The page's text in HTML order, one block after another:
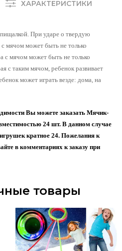
ХАРАКТЕРИСТИКИ
При ударе о твердую
мячом может быть не только
с мячом может быть не только
с таким мячом, ребенок развивает
может играть везде: дома, на
Вы можете заказать Мячик-
24 шт. В данном случае
кратное 24. Пожелания к
в комментариях к заказу при
товары